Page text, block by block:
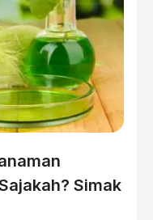
Simak